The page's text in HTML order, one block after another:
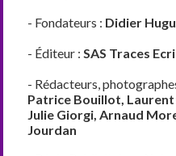
- Fondateurs : Didier
- Éditeur :SAS Traces
- Rédacteurs,
Patrice Bouillot,
Julie Giorgi, Arnaud
Jourdan